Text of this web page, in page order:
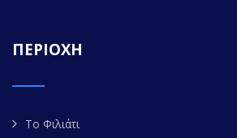
ΠΕΡΙΟΧΗ
Το Φιλιάτι